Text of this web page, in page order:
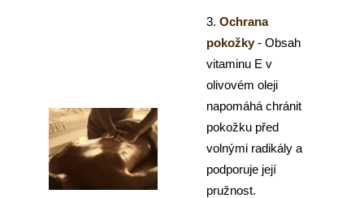
3. Ochrana
pokožky- Obsah
vitaminu E v
olivovém oleji
napomáhá chránit
pokožku před
volnými radikály a
podporuje její
pružnost.